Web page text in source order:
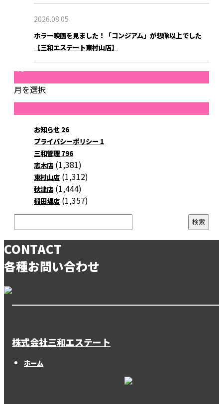
2026.08.05
ホラー映画を見ました！「コンジアム」が想像以上でした
【三和エステート東村山店】
月を選択
お知らせ 26
プライバシーポリシー 1
三和管理 796
志木店 (1,381)
東村山店 (1,312)
秋津店 (1,444)
稲田堤店 (1,357)
CONTACT
各種お問い合わせ
株式会社三和エステート
ホーム